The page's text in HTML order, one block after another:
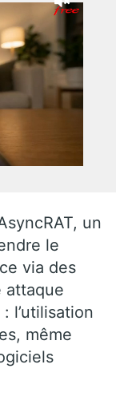
un
le
via des
attaque
l’utilisation
même